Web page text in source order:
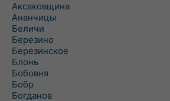
Аксаковщина
Ананчицы
Беличи
Березино
Березинское
Блонь
Бобовня
Бобр
Богданов